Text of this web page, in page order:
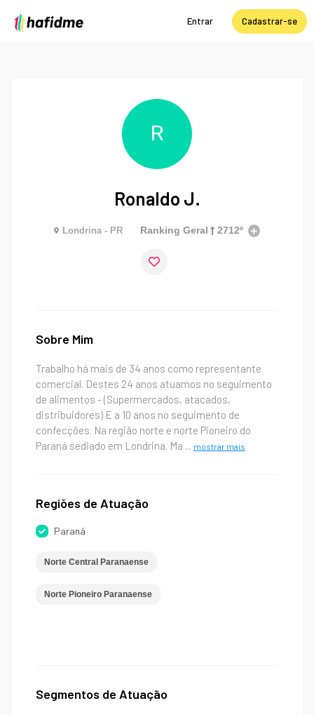
Entrar Cadastrar-se
R
Ronaldo J.
Londrina - PR Ranking Geral 2712º
Sobre Mim
Trabalho há mais de 34 anos como representante
comercial. Destes 24 anos atuamos no seguimento
de alimentos - (Supermercados, atacados,
distribuidores) E a 10 anos no seguimento de
confecções. Na região norte e norte Pioneiro do
Paraná sediado em Londrina. Ma ... mostrar mais
Regiões de Atuação
Paraná
Norte Central Paranaense
Norte Pioneiro Paranaense
Segmentos de Atuação